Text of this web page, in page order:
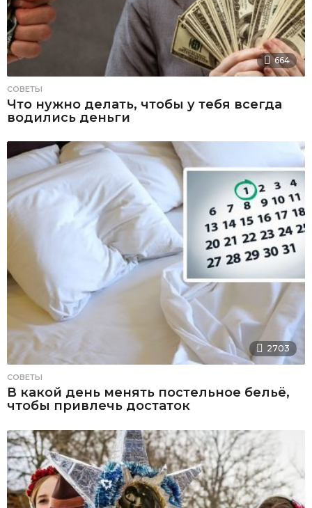
664
СОВЕТЫ
Что нужно делать, чтобы у тебя всегда
водились деньги
2703
СОВЕТЫ
В какой день менять постельное бельё,
чтобы привлечь достаток